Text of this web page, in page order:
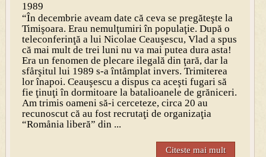
1989
“În decembrie aveam date că ceva se pregăteşte la
Timişoara. Erau nemulţumiri în populaţie. După o
teleconferinţă a lui Nicolae Ceauşescu, Vlad a spus
că mai mult de trei luni nu va mai putea dura asta!
Era un fenomen de plecare ilegală din ţară, dar la
sfårşitul lui 1989 s-a întåmplat invers. Trimiterea
lor înapoi. Ceauşescu a dispus ca aceşti fugari să
fie ţinuţi în dormitoare la batalioanele de grăniceri.
Am trimis oameni să-i cerceteze, circa 20 au
recunoscut că au fost recrutaţi de organizaţia
“Romånia liberă” din ...
Citeste mai mult